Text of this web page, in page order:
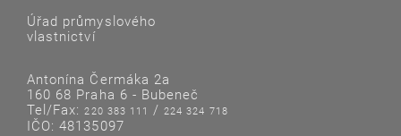
Úřad průmyslového
vlastnictví
Antonína Čermáka 2a
160 68 Praha 6 - Bubeneč
Tel/Fax:220 383 111 /224 324 718
IČO: 48135097